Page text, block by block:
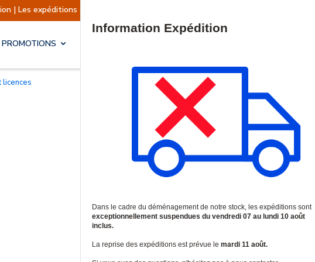
sont actuellement suspendues Reprise prévue le
PROMOTIONS
licences